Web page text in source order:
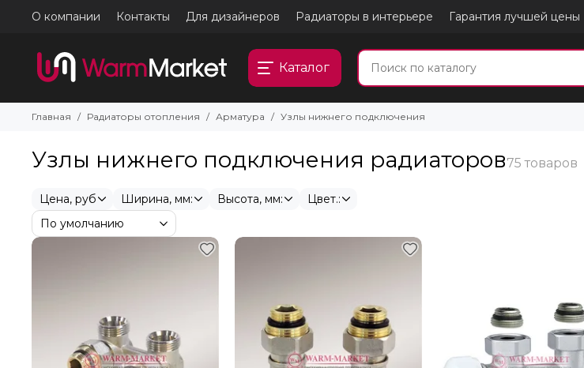
О компании Контакты Для дизайнеров Радиаторы в интерьере Гарантия лучшей цены
Каталог
Главная Радиаторы отопления Арматура Узлы нижнего подключения
Узлы нижнего подключения радиаторов
Цена, руб Ширина, мм: Высота, мм: Цвет.: